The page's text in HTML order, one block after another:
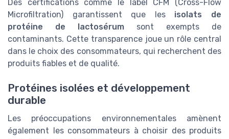
Des certifications comme le label CFM (Cross-Flow
Microfiltration) garantissent que les isolats de
protéine de lactosérum sont exempts de
contaminants. Cette transparence joue un rôle central
dans le choix des consommateurs, qui recherchent des
produits fiables et de qualité.
Protéines isolées et développement
durable
Les préoccupations environnementales amènent
également les consommateurs à choisir des produits